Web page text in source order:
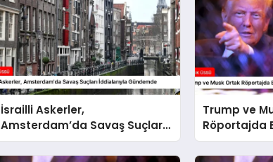
İsrailli Askerler,
Amsterdam’da Savaş Suçları
İddialarıyla Gündemde
Trump ve
Röportajda